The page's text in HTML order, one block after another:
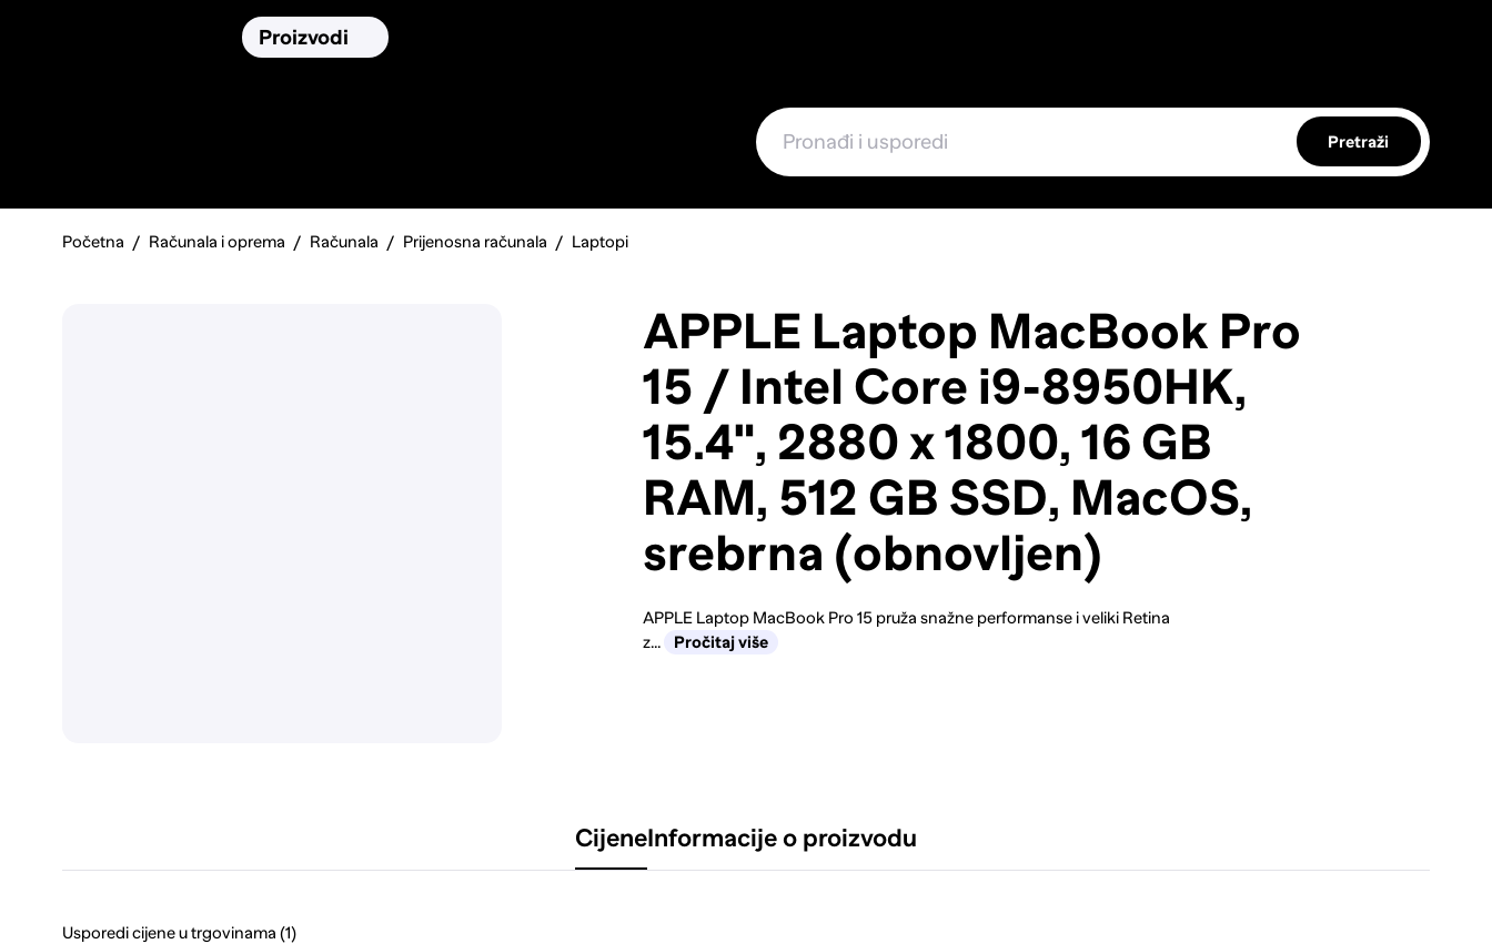
Proizvodi
Pretraži
Početna Računala i oprema Računala Prijenosna računala Laptopi
APPLE Laptop MacBook Pro
15 / Intel Core i9-8950HK,
15.4", 2880 x 1800, 16 GB
RAM, 512 GB SSD, MacOS,
srebrna (obnovljen)
APPLE Laptop MacBook Pro 15 pruža snažne performanse i veliki Retina
z...
Pročitaj više
CijeneInformacije o proizvodu
Usporedi cijene u trgovinama (1)